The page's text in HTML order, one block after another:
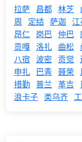
拉萨 昌都 林芝
周
定结 萨迦
昂仁 岗巴 仲巴
贡嘎 洛扎 曲松
八宿 波密 贡觉
申扎
巴青 聂荣
措勤 普兰 革吉
浪卡子 类乌齐